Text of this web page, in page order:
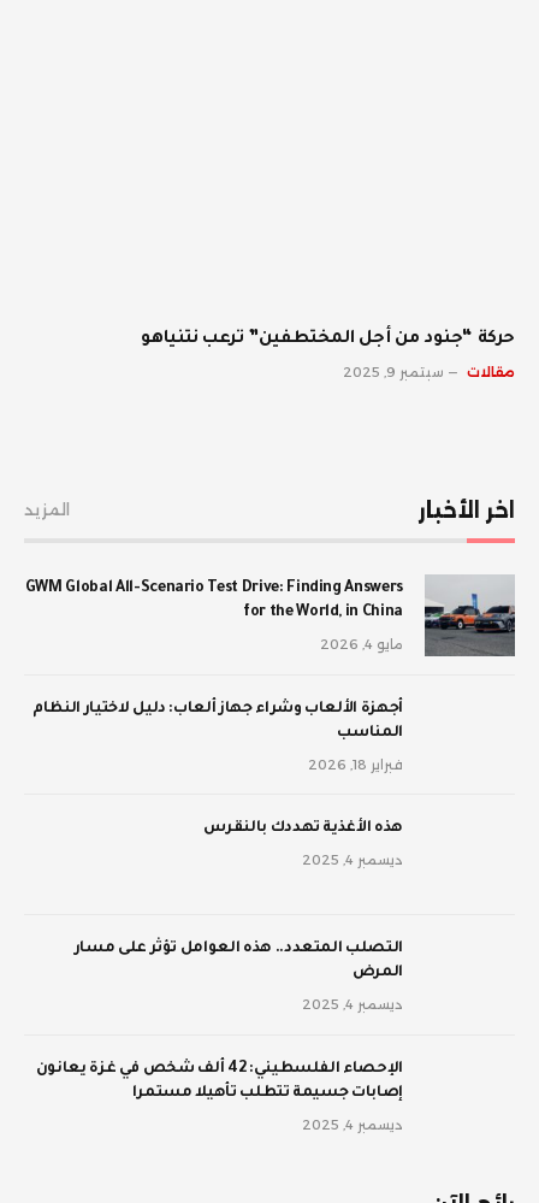
حركة “جنود من أجل المختطفين” ترعب نتنياهو
مقالات سبتمبر 9, 2025
اخر الأخبار المزيد
GWM Global All-Scenario Test Drive: Finding Answers
for the World, in China
مايو 4, 2026
أجهزة الألعاب وشراء جهاز ألعاب: دليل لاختيار النظام
المناسب
فبراير 18, 2026
‫هذه الأغذية تهددك بالنقرس
ديسمبر 4, 2025
‫التصلب المتعدد.. هذه العوامل تؤثر على مسار
المرض
ديسمبر 4, 2025
الإحصاء الفلسطيني: 42 ألف شخص في غزة يعانون
إصابات جسيمة تتطلب تأهيلا مستمرا
ديسمبر 4, 2025